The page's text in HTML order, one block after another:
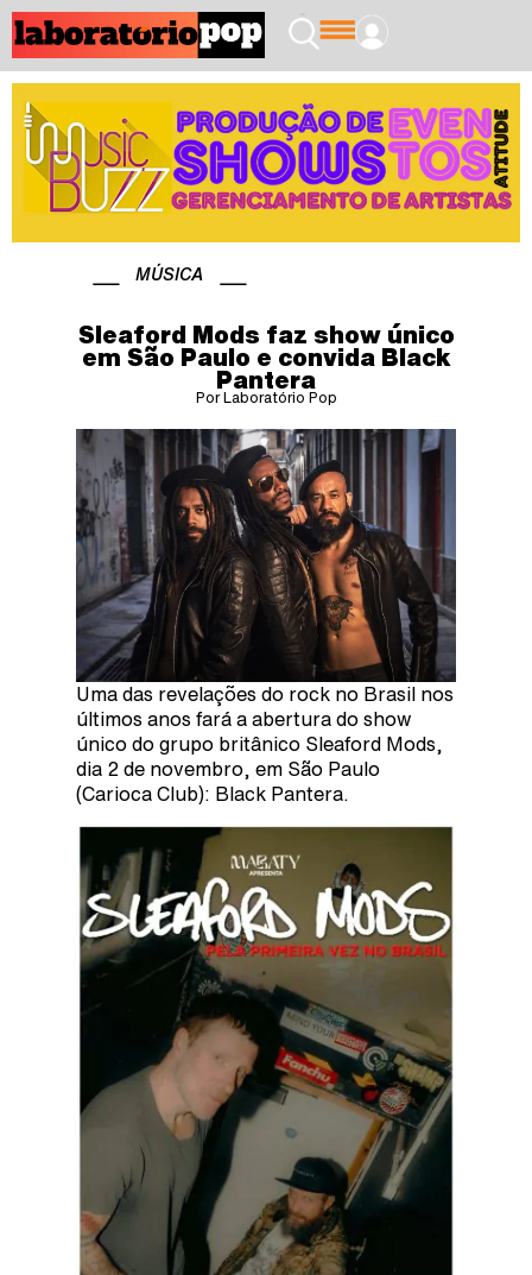
MÚSICA
Sleaford Mods faz show único
em São Paulo e convida Black
Pantera
Por Laboratório Pop
Uma das revelações do rock no Brasil nos
últimos anos fará a abertura do show
único do grupo britânico Sleaford Mods,
dia 2 de novembro, em São Paulo
(Carioca Club): Black Pantera.